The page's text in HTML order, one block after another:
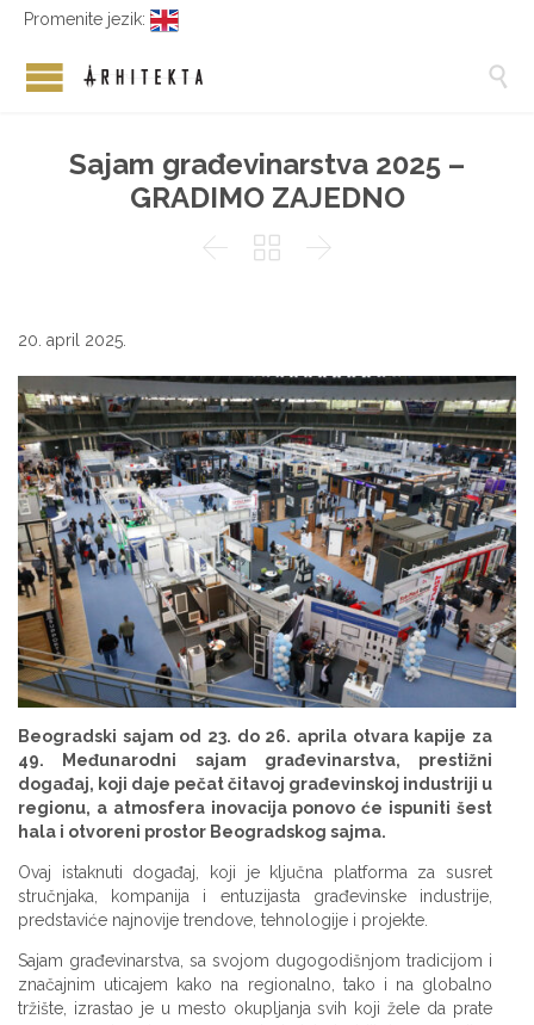
Promenite jezik:

Sajam građevinarstva 2025 –
GRADIMO ZAJEDNO
  
20. april 2025.
Beogradski sajam od 23. do 26. aprila otvara kapije za
49. Međunarodni sajam građevinarstva, prestižni
događaj, koji daje pečat čitavoj građevinskoj industriji u
regionu, a atmosfera inovacija ponovo će ispuniti šest
hala i otvoreni prostor Beogradskog sajma.
Ovaj istaknuti događaj, koji je ključna platforma za susret
stručnjaka, kompanija i entuzijasta građevinske industrije,
predstaviće najnovije trendove, tehnologije i projekte.
Sajam građevinarstva, sa svojom dugogodišnjom tradicijom i
značajnim uticajem kako na regionalno, tako i na globalno
tržište, izrastao je u mesto okupljanja svih koji žele da prate